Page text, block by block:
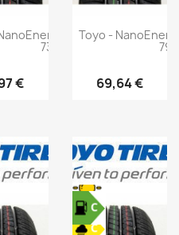
3 - 155/65 R13
73T
€
Toyo -
79T
69,64 €